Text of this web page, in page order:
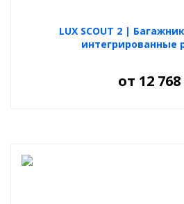
LUX SCOUT 2 |
интегрированные
от 12 768